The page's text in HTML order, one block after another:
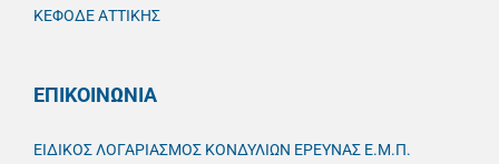
ΚΕΦΟΔΕ ΑΤΤΙΚΗΣ
ΕΠΙΚΟΙΝΩΝΙΑ
ΕΙΔΙΚΟΣ ΛΟΓΑΡΙΑΣΜΟΣ ΚΟΝΔΥΛΙΩΝ ΕΡΕΥΝΑΣ Ε.Μ.Π.